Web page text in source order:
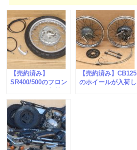
【売約済み】
SR400/500のフロン
ました。
【売約済み】CB125
のホイールが入荷し